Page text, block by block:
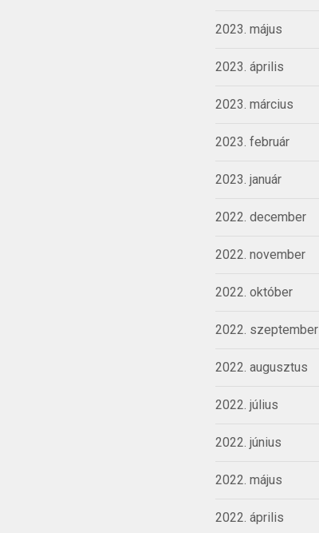
2023. május
2023. április
2023. március
2023. február
2023. január
2022. december
2022. november
2022. október
2022. szeptember
2022. augusztus
2022. július
2022. június
2022. május
2022. április